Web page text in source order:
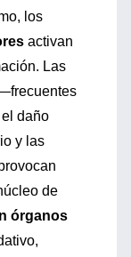
los
activan
Las
daño
y las
de
órganos